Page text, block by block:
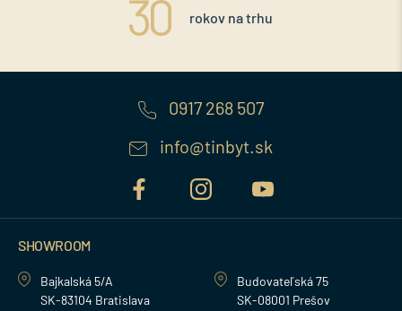
rokov na trhu
0917 268 507
info@tinbyt.sk
SHOWROOM
Bajkalská 5/A
SK-83104 Bratislava
Budovateľská 75
SK-08001 Prešov